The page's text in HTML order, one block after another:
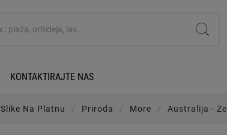
KONTAKTIRAJTE NAS
Slike Na Platnu Priroda More Australija -